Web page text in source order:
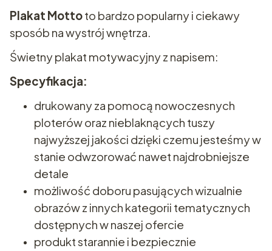
Plakat Mottoto bardzo popularny i ciekawy
sposób na wystrój wnętrza.
Świetny plakat motywacyjny z napisem:
Specyfikacja:
drukowany za pomocą nowoczesnych
ploterów oraz nieblaknących tuszy
najwyższej jakości dzięki czemu jesteśmy w
stanie odwzorować nawet najdrobniejsze
detale
możliwość doboru pasujących wizualnie
obrazów z innych kategorii tematycznych
dostępnych w naszej ofercie
produkt starannie i bezpiecznie